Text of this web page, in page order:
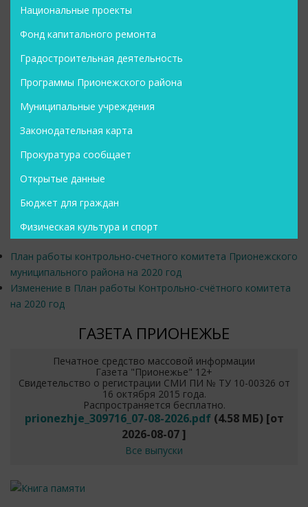
Национальные проекты
Фонд капитального ремонта
Градостроительная деятельность
Программы Прионежского района
Муниципальные учреждения
Законодательная карта
Прокуратура сообщает
Открытые данные
Бюджет для граждан
Физическая культура и спорт
План работы контрольно-счетного комитета Прионежского
муниципального района на 2020 год
Изменение в План работы Контрольно-счётного комитета
на 2020 год
ГАЗЕТА ПРИОНЕЖЬЕ
Печатное средство массовой информации
Газета "Прионежье" 12+
Свидетельство о регистрации СМИ ПИ № ТУ 10-00326 от
16 октября 2015 года.
Распространяется бесплатно.
prionezhje_309716_07-08-2026.pdf (4.58 МБ)[от
2026-08-07]
Все выпуски